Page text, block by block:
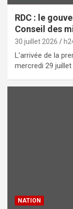
RDC : le
Conseil des
30 juillet 2026
L’arrivée de la
mercredi 29
NATION